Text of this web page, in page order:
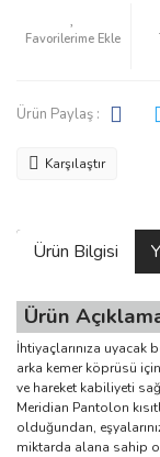
Ürün Paylaş :
Karşılaştır
Ürün Bilgisi
Ürün
İhtiyaçlarınıza uyacak
arka kemer köprüsü
ve hareket kabiliyeti
Meridian Pantolon
olduğundan,
miktarda alana sahip